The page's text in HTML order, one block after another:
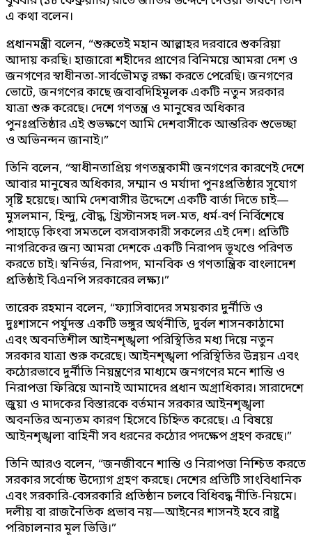
এ কথা বলেন।
প্রধানমন্ত্রী বলেন, “শুরুতেই মহান আল্লাহর দরবারে শুকরিয়া
আদায় করছি। হাজারো শহীদের প্রাণের বিনিময়ে আমরা দেশ ও
জনগণের স্বাধীনতা-সার্বভৌমত্ব রক্ষা করতে পেরেছি। জনগণের
ভোটে, জনগণের কাছে জবাবদিহিমূলক একটি নতুন সরকার
যাত্রা শুরু করেছে। দেশে গণতন্ত্র ও মানুষের অধিকার
পুনঃপ্রতিষ্ঠার এই শুভক্ষণে আমি দেশবাসীকে আন্তরিক শুভেচ্ছা
ও অভিনন্দন জানাই।”
তিনি বলেন, “স্বাধীনতাপ্রিয় গণতন্ত্রকামী জনগণের কারণেই দেশে
আবার মানুষের অধিকার, সম্মান ও মর্যাদা পুনঃপ্রতিষ্ঠার সুযোগ
সৃষ্টি হয়েছে। আমি দেশবাসীর উদ্দেশে একটি বার্তা দিতে চাই—
মুসলমান, হিন্দু, বৌদ্ধ, খ্রিস্টানসহ দল-মত, ধর্ম-বর্ণ নির্বিশেষে
পাহাড়ে কিংবা সমতলে বসবাসকারী সকলের এই দেশ। প্রতিটি
নাগরিকের জন্য আমরা দেশকে একটি নিরাপদ ভূখণ্ডে পরিণত
করতে চাই। স্বনির্ভর, নিরাপদ, মানবিক ও গণতান্ত্রিক বাংলাদেশ
প্রতিষ্ঠাই বিএনপি সরকারের লক্ষ্য।”
তারেক রহমান বলেন, “ফ্যাসিবাদের সময়কার দুর্নীতি ও
দুঃশাসনে পর্যুদস্ত একটি ভঙ্গুর অর্থনীতি, দুর্বল শাসনকাঠামো
এবং অবনতিশীল আইনশৃঙ্খলা পরিস্থিতির মধ্য দিয়ে নতুন
সরকার যাত্রা শুরু করেছে। আইনশৃঙ্খলা পরিস্থিতির উন্নয়ন এবং
কঠোরভাবে দুর্নীতি নিয়ন্ত্রণের মাধ্যমে জনগণের মনে শান্তি ও
নিরাপত্তা ফিরিয়ে আনাই আমাদের প্রধান অগ্রাধিকার। সারাদেশে
জুয়া ও মাদকের বিস্তারকে বর্তমান সরকার আইনশৃঙ্খলা
অবনতির অন্যতম কারণ হিসেবে চিহ্নিত করেছে। এ বিষয়ে
আইনশৃঙ্খলা বাহিনী সব ধরনের কঠোর পদক্ষেপ গ্রহণ করছে।”
তিনি আরও বলেন, “জনজীবনে শান্তি ও নিরাপত্তা নিশ্চিত করতে
সরকার সর্বোচ্চ উদ্যোগ গ্রহণ করছে। দেশের প্রতিটি সাংবিধানিক
এবং সরকারি-বেসরকারি প্রতিষ্ঠান চলবে বিধিবদ্ধ নীতি-নিয়মে।
দলীয় বা রাজনৈতিক প্রভাব নয়—আইনের শাসনই হবে রাষ্ট্র
পরিচালনার মূল ভিত্তি।”